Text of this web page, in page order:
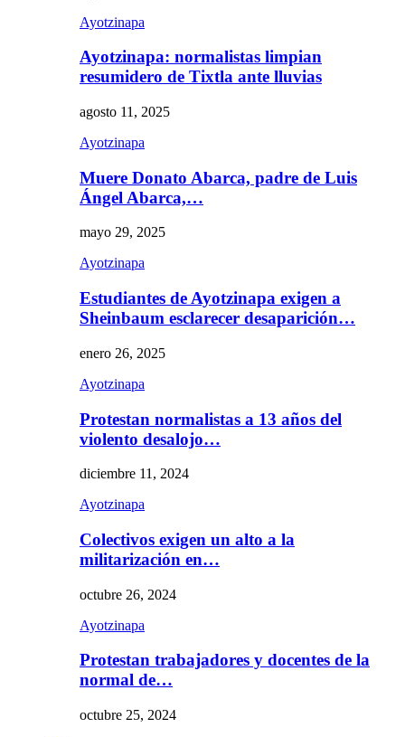
Ayotzinapa
Ayotzinapa: normalistas limpian
resumidero de Tixtla ante lluvias
agosto 11, 2025
Ayotzinapa
Muere Donato Abarca, padre de Luis
Ángel Abarca,…
mayo 29, 2025
Ayotzinapa
Estudiantes de Ayotzinapa exigen a
Sheinbaum esclarecer desaparición…
enero 26, 2025
Ayotzinapa
Protestan normalistas a 13 años del
violento desalojo…
diciembre 11, 2024
Ayotzinapa
Colectivos exigen un alto a la
militarización en…
octubre 26, 2024
Ayotzinapa
Protestan trabajadores y docentes de la
normal de…
octubre 25, 2024